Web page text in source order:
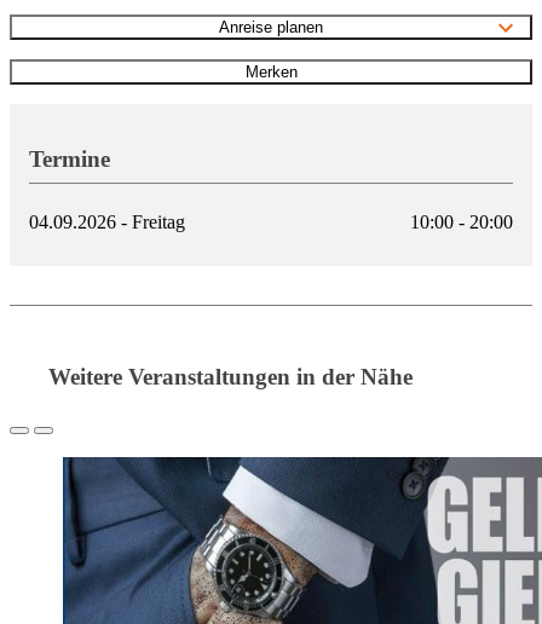
Termine
04.09.2026 - Freitag 10:00 - 20:00
Anreise planen
Merken
Weitere Veranstaltungen in der Nähe